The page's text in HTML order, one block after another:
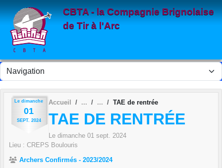
CBTA - la Compagnie Brignolaise
de Tir à l'Arc
Le dimanche
01
SEPT. 2024
Accueil TAE de rentrée
TAE DE RENTRÉE
Le dimanche 01 sept. 2024
Lieu : CREPS Boulouris
Archers Confirmés - 2023/2024
Panneau de gestion des cookies